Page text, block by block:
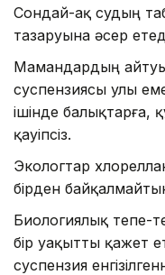
Сондай-ақ судың
тазаруына әсер
Мамандардың
суспензиясы улы
ішінде балықтарға,
қауіпсіз.
Экологтар
бірден
Биологиялық тепе-
бір уақытты қажет
суспензия